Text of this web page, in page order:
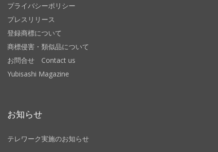
プライバシーポリシー
プレスリリース
登録商標について
商標侵害・類似品について
お問合せ Contact us
Yubisashi Magazine
お知らせ
テレワーク実施のお知らせ